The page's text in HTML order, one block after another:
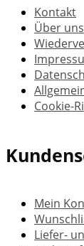
Kontakt
Über uns
Cookie-
Mein
Liefer-